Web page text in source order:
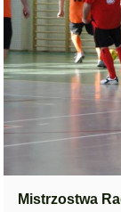
Mistrzostwa